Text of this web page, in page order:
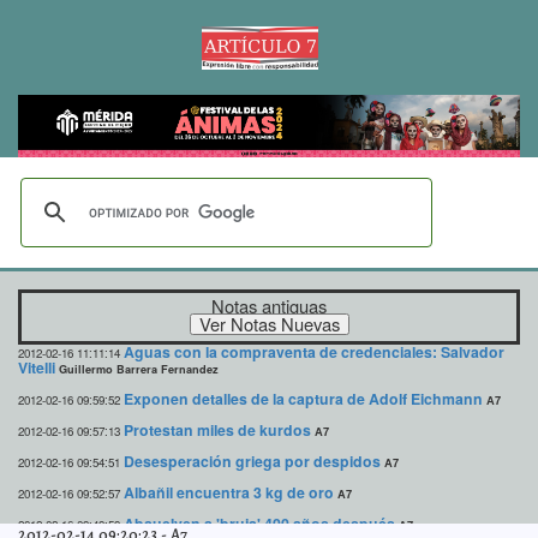
Notas antiguas
2012-02-16 11:11:14 Aguas con la compraventa de credenciales: Salvador
Vitelli Guillermo Barrera Fernandez
2012-02-16 09:59:52 Exponen detalles de la captura de Adolf Eichmann A7
2012-02-16 09:57:13 Protestan miles de kurdos A7
2012-02-16 09:54:51 Desesperación griega por despidos A7
2012-02-16 09:52:57 Albañil encuentra 3 kg de oro A7
2012-02-16 09:49:59 Absuelven a 'bruja' 400 años después A7